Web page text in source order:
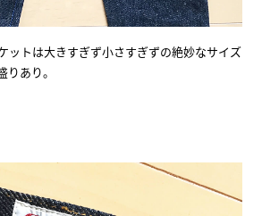
ットは大きすぎず小さすぎずの絶妙なサイズ
あり。